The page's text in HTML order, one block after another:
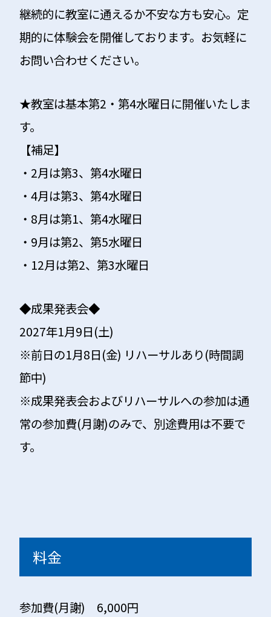
継続的に教室に通えるか不安な方も安心。定
期的に体験会を開催しております。お気軽に
お問い合わせください。
★教室は基本第2・第4水曜日に開催いたしま
す。
【補足】
・2月は第3、第4水曜日
・4月は第3、第4水曜日
・8月は第1、第4水曜日
・9月は第2、第5水曜日
・12月は第2、第3水曜日
◆成果発表会◆
2027年1月9日(土)
※前日の1月8日(金) リハーサルあり(時間調
節中)
※成果発表会およびリハーサルへの参加は通
常の参加費(月謝)のみで、別途費用は不要で
す。
料金
参加費(月謝) 6,000円